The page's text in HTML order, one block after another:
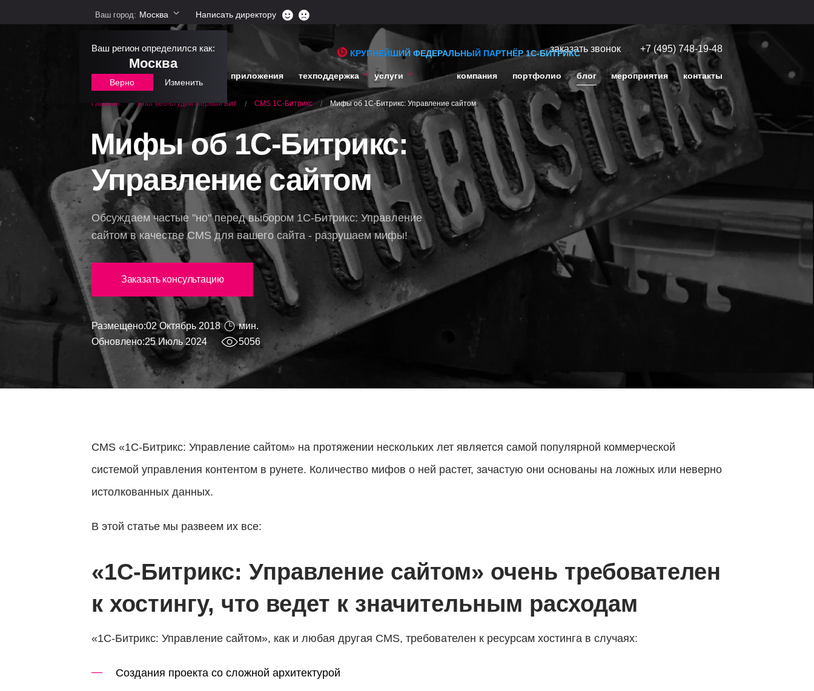
Ваш город: Москва
Ваш регион определился как:
Москва
Верно Изменить
Написать директору
КРУПНЕЙШИЙ ФЕДЕРАЛЬНЫЙ ПАРТНЁР 1С-БИТРИКСзаказать звонок +7 (495) 748-19-48
сайты интернет-магазины приложения техподдержка услуги компания портфолио блог мероприятия контакты
Главная / Блог веб-студии Первый Бит / CMS 1C-Битрикс / Мифы об 1С-Битрикс: Управление сайтом
Мифы об 1С-Битрикс:
Управление сайтом
Обсуждаем частые "но" перед выбором 1С-Битрикс: Управление
сайтом в качестве CMS для вашего сайта - разрушаем мифы!
Заказать консультацию
Размещено:02 Октябрь 2018
Обновлено:25 Июль 2024
мин.
5056
CMS «1С-Битрикс: Управление сайтом» на протяжении нескольких лет является самой популярной коммерческой
системой управления контентом в рунете. Количество мифов о ней растет, зачастую они основаны на ложных или неверно
истолкованных данных.
В этой статье мы развеем их все:
«1С-Битрикс: Управление сайтом» очень требователен
к хостингу, что ведет к значительным расходам
«1С-Битрикс: Управление сайтом», как и любая другая CMS, требователен к ресурсам хостинга в случаях:
Создания проекта со сложной архитектурой